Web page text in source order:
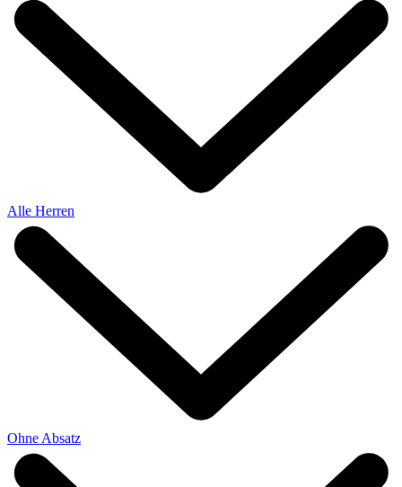
Alle Herren
Ohne Absatz